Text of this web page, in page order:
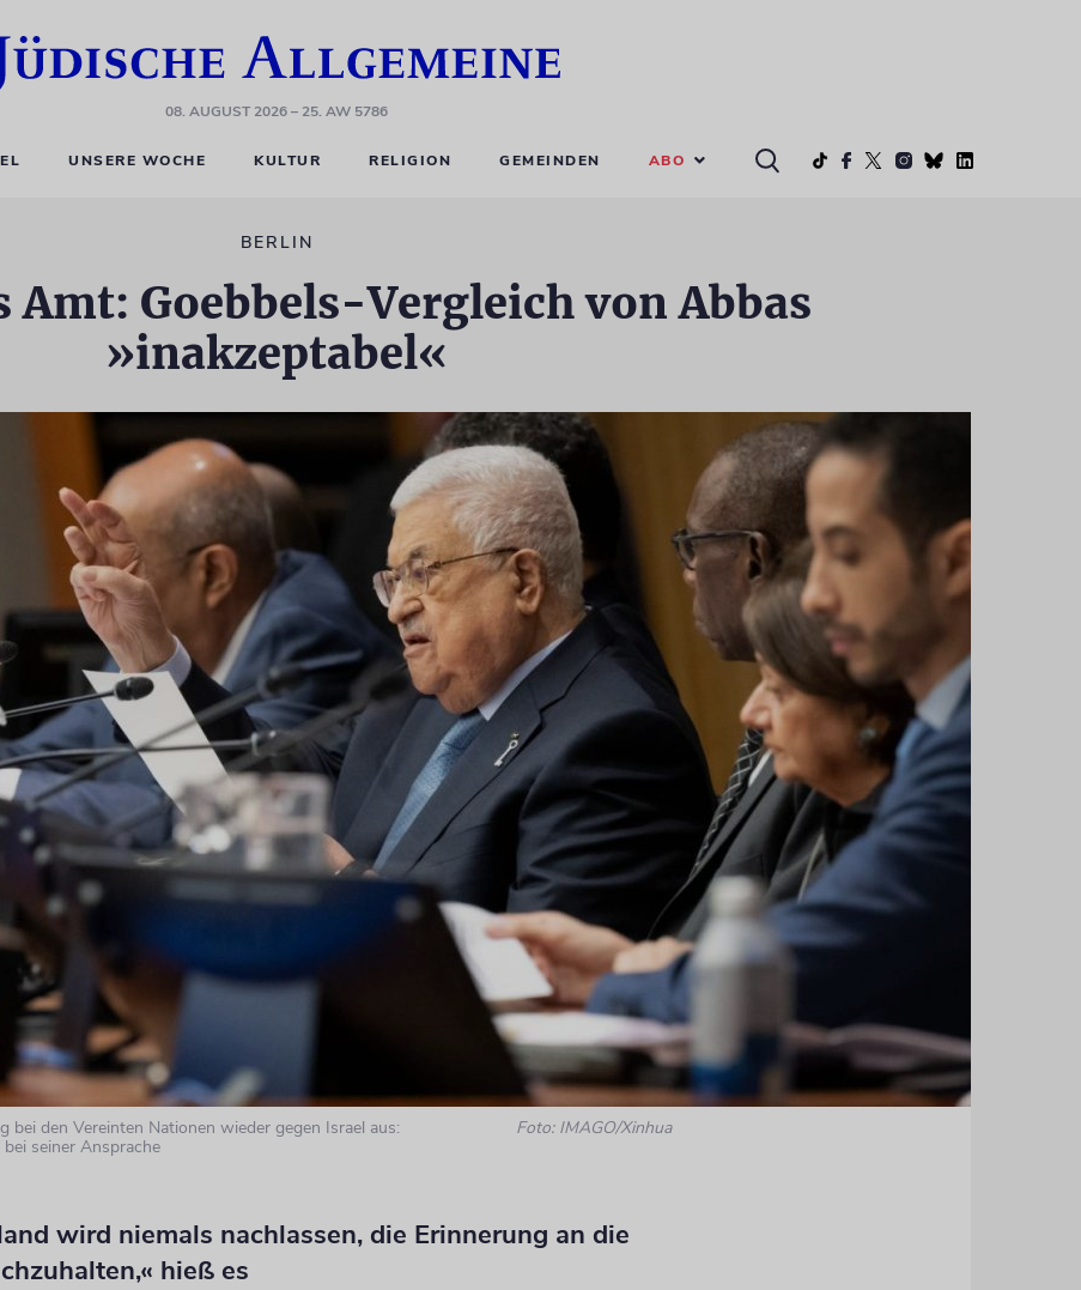
08. AUGUST 2026– 25. AW 5786
UNSERE WOCHE KULTUR RELIGION GEMEINDEN ABO
BERLIN
Amt: Goebbels-Vergleich von Abbas
»inakzeptabel«
bei den Vereinten Nationen wieder gegen Israel aus:
seiner Ansprache
Foto: IMAGO/Xinhua
wird niemals nachlassen, die Erinnerung an die
hieß es